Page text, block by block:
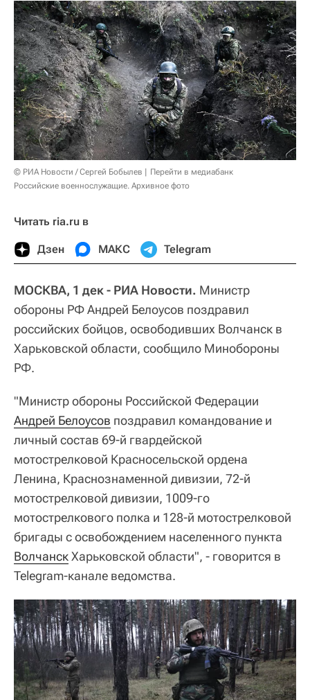
© РИА Новости / Сергей Бобылев
Перейти в медиабанк
Российские военнослужащие. Архивное фото
Читать ria.ru в
Дзен МАКС Telegram
МОСКВА, 1 дек - РИА Новости. Министр
обороны РФ Андрей Белоусов поздравил
российских бойцов, освободивших Волчанск в
Харьковской области, сообщило Минобороны
РФ.
"Министр обороны Российской Федерации
Андрей Белоусов поздравил командование и
личный состав 69-й гвардейской
мотострелковой Красносельской ордена
Ленина, Краснознаменной дивизии, 72-й
мотострелковой дивизии, 1009-го
мотострелкового полка и 128-й мотострелковой
бригады с освобождением населенного пункта
ВолчанскХарьковской области", - говорится в
Telegram-канале ведомства.